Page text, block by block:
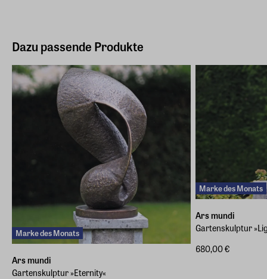
Dazu passende Produkte
Marke des Monats
Ars mundi
Gartenskulptur »Eternity«
Marke des Monats
Ars mundi
Gartenskulptur
680,00 €